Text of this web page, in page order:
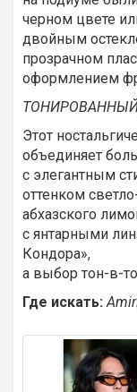
черном цвете
двойным
прозрачном
оформлением
Этот
объединяет
с элегантным
оттенком
абхазского
с янтарными
Кондора»,
а выбор тон-в-
Где искать: